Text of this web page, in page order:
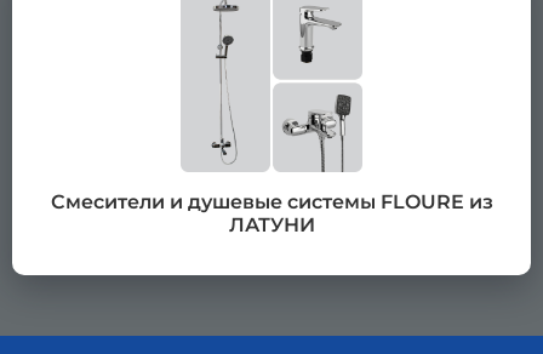
Смесители и душевые системы FLOURE из
ЛАТУНИ